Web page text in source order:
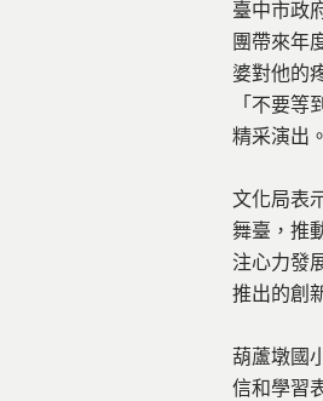
臺中市政
團帶來年
婆對他的
「不要
精采演出。
文化局表
舞臺，推
注心力發
推出的創
葫蘆墩國
信和學習